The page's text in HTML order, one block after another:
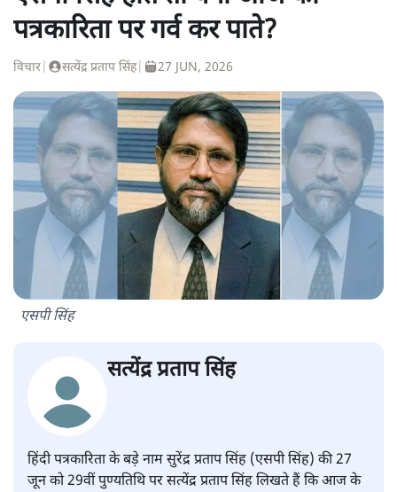
पत्रकारिता पर गर्व कर पाते?
विचार सत्येंद्र प्रताप सिंह| 27 JUN, 2026
एसपी सिंह
सत्येंद्र प्रताप सिंह
हिंदी पत्रकारिता के बड़े नाम सुरेंद्र प्रताप सिंह (एसपी सिंह) की 27
जून को 29वीं पुण्यतिथि पर सत्येंद्र प्रताप सिंह लिखते हैं कि आज के